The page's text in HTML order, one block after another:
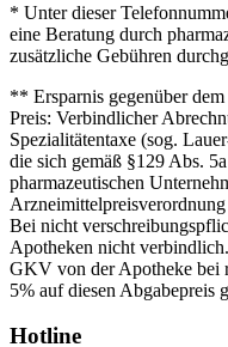
* Unter dieser
eine Beratung durch
zusätzliche Gebühren
** Ersparnis gegenüber
Preis: Verbindlicher
Spezialitätentaxe (sog.
die sich gemäß §129 Abs.
pharmazeutischen
Bei nicht
Apotheken nicht
GKV von der Apotheke bei
5% auf diesen Abgabepreis
Hotline